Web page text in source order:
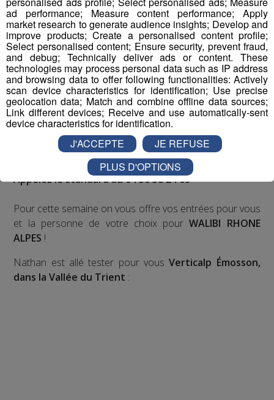
Deux rendez-vous par jour, à 8h45 et 17h45 sur
Radio Mont Blanc !
Déstination été ! Une question...une destination !
Nous vous poserons une question, a vous de faire le
bon choix entre les 3 réponses pour repartir avec vos
entrées pour un maximum d'activités dans la région !
Inscription par téléphone toute la journée pour
participer aux 2 tirages au sort par jour à 8h45 et 17h45.
Appelez le standard au 04 50 58 24 09
Pour cette semaine on vous offre vos entrées pour vous
et la personne de votre choix pourWALIBI RHONE
ALPES !
Nathan est allé tester pour vousVerticalp Émosson,
dans la Vallée du Trient :
ad performance; Measure content performance; Apply
market research to generate audience insights; Develop and
improve products; Create a personalised content profile;
Select personalised content; Ensure security, prevent fraud,
and debug; Technically deliver ads or content. These
technologies may process personal data such as IP address
and browsing data to offer following functionalities: Actively
scan device characteristics for identification; Use precise
geolocation data; Match and combine offline data sources;
Link different devices; Receive and use automatically-sent
device characteristics for identification.
J'ACCEPTE
JE REFUSE
PLUS D'OPTIONS